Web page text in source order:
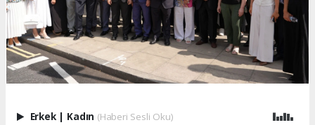
Erkek | Kadın (Haberi Sesli Oku)